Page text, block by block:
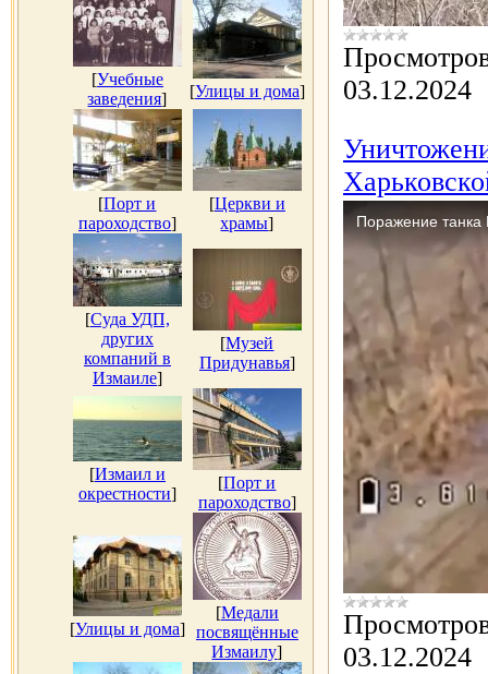
[Учебные
заведения] [Улицы и дома]
[Порт и
пароходство]
[Церкви и
храмы]
[Суда УДП,
других
компаний в
Измаиле]
[Музей
Придунавья]
[Измаил и
окрестности]
[Порт и
пароходство]
[Улицы и дома]
[Медали
посвящённые
Измаилу]
03.12.2024
03.12.2024